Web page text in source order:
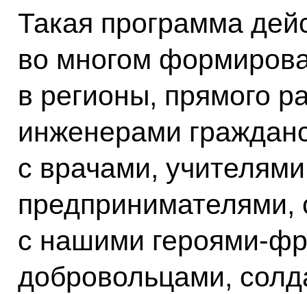
Такая программа
во многом
в регионы, прямого
инженерами
с врачами,
с нашими героями-
добровольцами,